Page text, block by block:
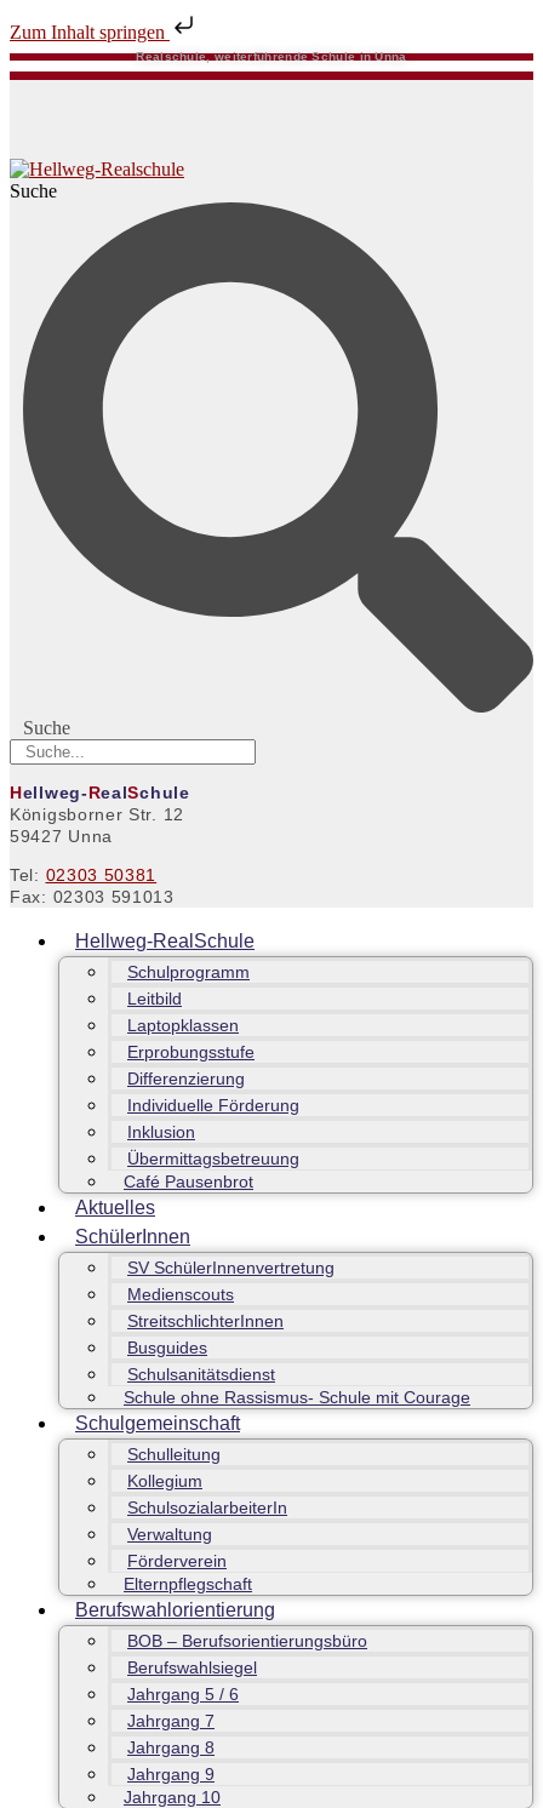
Zum Inhalt springen
Realschule, weiterführende Schule in Unna
Suche
Suche
Hellweg-RealSchule
Königsborner Str. 12
59427 Unna
Tel: 02303 50381
Fax: 02303 591013
Hellweg-RealSchule
Schulprogramm
Leitbild
Laptopklassen
Erprobungsstufe
Differenzierung
Individuelle Förderung
Inklusion
Übermittagsbetreuung
Café Pausenbrot
Aktuelles
SchülerInnen
SV SchülerInnenvertretung
Medienscouts
StreitschlichterInnen
Busguides
Schulsanitätsdienst
Schule ohne Rassismus- Schule mit Courage
Schulgemeinschaft
Schulleitung
Kollegium
SchulsozialarbeiterIn
Verwaltung
Förderverein
Elternpflegschaft
Berufswahlorientierung
BOB – Berufsorientierungsbüro
Berufswahlsiegel
Jahrgang 5 / 6
Jahrgang 7
Jahrgang 8
Jahrgang 9
Jahrgang 10